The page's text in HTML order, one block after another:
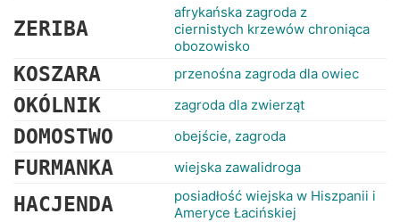
ZERIBA
afrykańska zagroda z
ciernistych krzewów chroniąca
obozowisko
KOSZARA przenośna zagroda dla owiec
OKÓLNIK zagroda dla zwierząt
DOMOSTWO obejście, zagroda
FURMANKA wiejska zawalidroga
HACJENDA
posiadłość wiejska w Hiszpanii i
Ameryce Łacińskiej